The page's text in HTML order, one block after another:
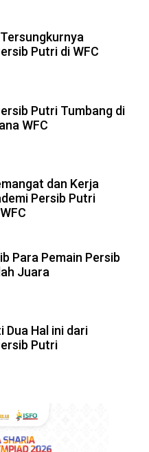
Putri di WFC
Putri Tumbang di
WFC
dan Kerja
Persib Putri
Para Pemain Persib
Juara
Dua Hal ini dari
Putri